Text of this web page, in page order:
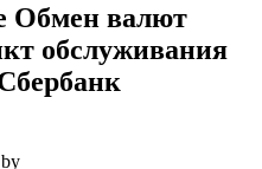
Обмен валют
обслуживания